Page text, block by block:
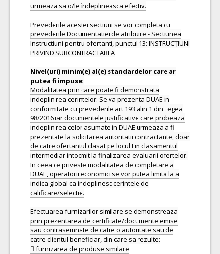
urmeaza sa o/le îndeplineasca efectiv.
Prevederile acestei sectiuni se vor completa cu
prevederile Documentatiei de atribuire - Sectiunea
Instructiuni pentru ofertanti, punctul 13: INSTRUCȚIUNI
PRIVIND SUBCONTRACTAREA
Nivel(uri) minim(e) al(e) standardelor care ar
Modalitatea prin care poate fi demonstrata
indeplinirea cerintelor: Se va prezenta DUAE in
conformitate cu prevederile art 193 alin 1 din Legea
98/2016 iar documentele justificative care probeaza
indeplinirea celor asumate in DUAE urmeaza a fi
prezentate la solicitarea autoritatii contractante, doar
de catre ofertantul clasat pe locul I in clasamentul
intermediar intocmit la finalizarea evaluarii ofertelor.
In ceea ce priveste modalitatea de completare a
DUAE, operatorii economici se vor putea limita la a
indica global ca indeplinesc cerintele de
calificare/selectie.
Efectuarea furnizarilor similare se demonstreaza
prin prezentarea de certificate/documente emise
sau contrasemnate de catre o autoritate sau de
catre clientul beneficiar, din care sa rezulte:
 furnizarea de produse similare